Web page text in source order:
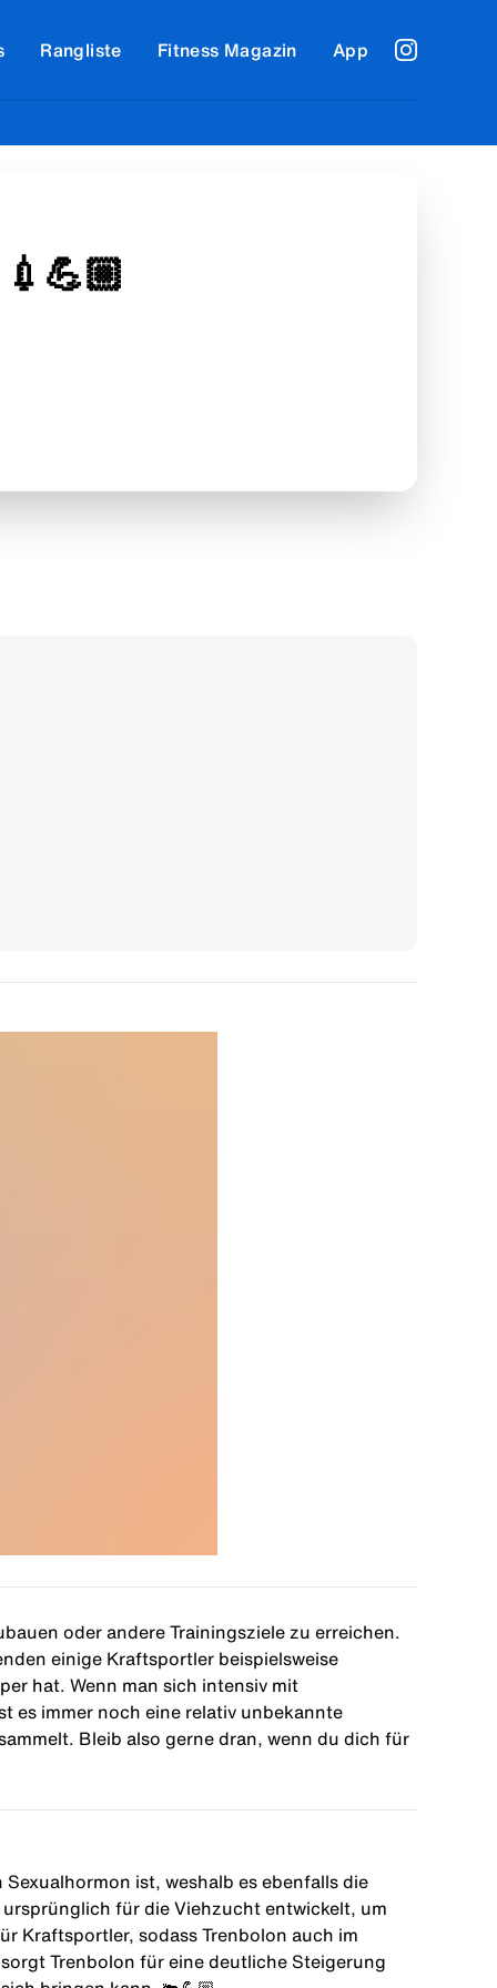
Rangliste Fitness Magazin App
oder andere Trainingsziele zu erreichen.
einige Kraftsportler beispielsweise
hat. Wenn man sich intensiv mit
es immer noch eine relativ unbekannte
Bleib also gerne dran, wenn du dich für
ist, weshalb es ebenfalls die
für die Viehzucht entwickelt, um
Kraftsportler, sodass Trenbolon auch im
Trenbolon für eine deutliche Steigerung